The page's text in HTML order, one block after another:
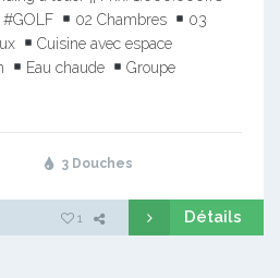
#GOLF
02 Chambres
03
Cuisine avec espace
Eau chaude
Groupe
3 Douches
1 Détails